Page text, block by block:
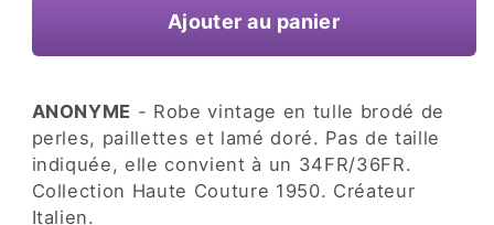
Ajouter au panier
ANONYME - Robe vintage en tulle brodé de
perles, paillettes et lamé doré. Pas de taille
indiquée, elle convient à un 34FR/36FR.
Collection Haute Couture 1950. Créateur
Italien.